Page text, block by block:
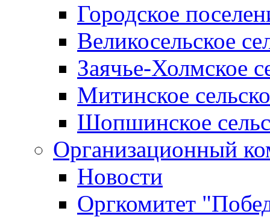
Городское
Великосельское
Заячье-Холмское
Митинское
Шопшинское
Организационный
Новости
Оргкомитет